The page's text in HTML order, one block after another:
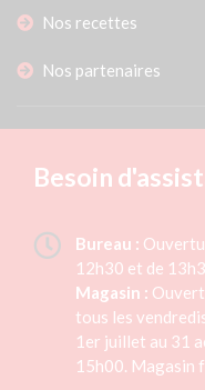
Nos recettes
Nos partenaires
Besoin
Bureau :
12h30 et de
Magasin :
tous les
1er juillet au 31
15h00. Magasin